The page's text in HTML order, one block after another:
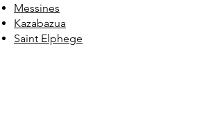
Messines
Kazabazua
Saint Elphege